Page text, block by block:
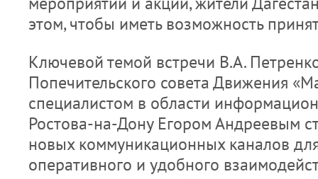
этом, чтобы иметь возможность
Ключевой темой встречи В.А.
Попечительского совета Движения
специалистом в области
Ростова-на-Дону Егором Андреевым
новых коммуникационных каналов
оперативного и удобного